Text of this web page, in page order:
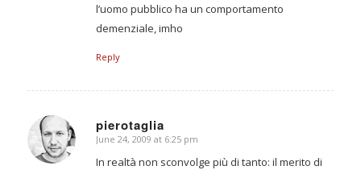
l’uomo pubblico ha un comportamento
demenziale, imho
Reply
pierotaglia
says:
June 24, 2009 at 6:25 pm
In realtà non sconvolge più di tanto: il merito di